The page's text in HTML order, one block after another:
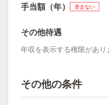
手当額（年） 含まない
その他待遇
年収を表示する権限があり
その他の条件